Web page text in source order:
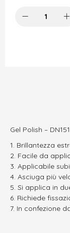
Gel Polish – DN151
Brillantezza
Facile da
Applicabile
Asciuga più
Si applica in
Richiede
In confezione